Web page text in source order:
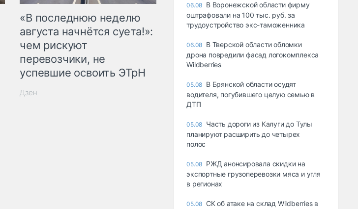
«В последнюю неделю
августа начнётся суета!»:
чем рискуют
перевозчики, не
успевшие освоить ЭТрН
Дзен
06.08 В Воронежской области фирму
оштрафовали на 100 тыс. руб. за
трудоустройство экс-таможенника
06.08 В Тверской области обломки
дрона повредили фасад логокомплекса
Wildberries
05.08 В Брянской области осудят
водителя, погубившего целую семью в
ДТП
05.08 Часть дороги из Калуги до Тулы
планируют расширить до четырех
полос
05.08 РЖД анонсировала скидки на
экспортные грузоперевозки мяса и угля
в регионах
05.08 СК об атаке на склад Wildberries в